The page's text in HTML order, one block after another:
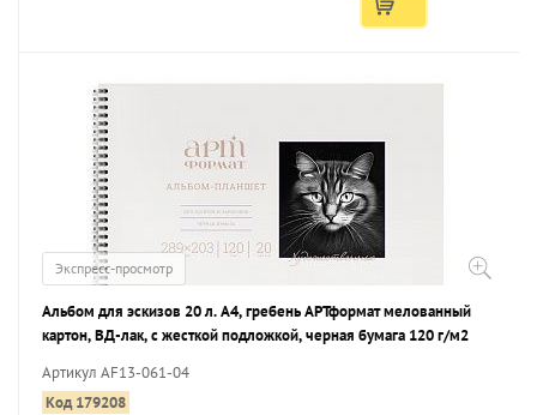
Экспресс-просмотр
Альбом для эскизов 20 л. А4, гребень АРТформат мелованный
картон, ВД-лак, с жесткой подложкой, черная бумага 120 г/м2
Артикул AF13-061-04
Код 179208